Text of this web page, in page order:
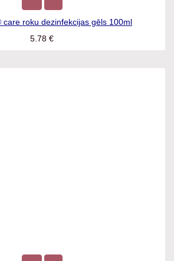
care roku dezinfekcijas gēls 100ml
5.78€